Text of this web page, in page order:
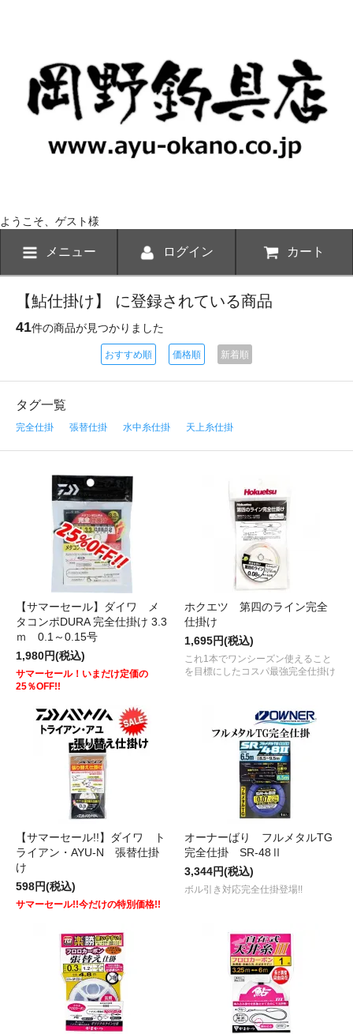
ようこそ、ゲスト様
メニュー ログイン カート
【鮎仕掛け】 に登録されている商品
41件の商品が見つかりました
おすすめ順 価格順 新着順
タグ一覧
完全仕掛 張替仕掛 水中糸仕掛 天上糸仕掛
【サマーセール】ダイワ メ
タコンポDURA 完全仕掛け 3.3
ｍ 0.1～0.15号
1,980円(税込)
サマーセール！いまだけ定価の
25％OFF!!
ホクエツ 第四のライン完全
仕掛け
1,695円(税込)
これ1本でワンシーズン使えること
を目標にしたコスパ最強完全仕掛け
【サマーセール!!】ダイワ ト
ライアン・AYU-N 張替仕掛
け
598円(税込)
サマーセール!!今だけの特別価格!!
オーナーばり フルメタルTG
完全仕掛 SR-48Ⅱ
3,344円(税込)
ボル引き対応完全仕掛登場!!